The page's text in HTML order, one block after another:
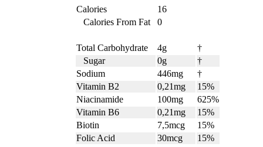
Calories
16
Calories From Fat
0
Total Carbohydrate 4g
†
Sugar
0g
†
Sodium
446mg
†
Vitamin B2
0,21mg
15%
Niacinamide
100mg
625%
Vitamin B6
0,21mg
15%
Biotin
7,5mcg
15%
Folic Acid
30mcg
15%